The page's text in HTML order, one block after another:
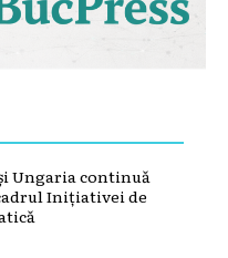
Ungaria continuă
Inițiativei de